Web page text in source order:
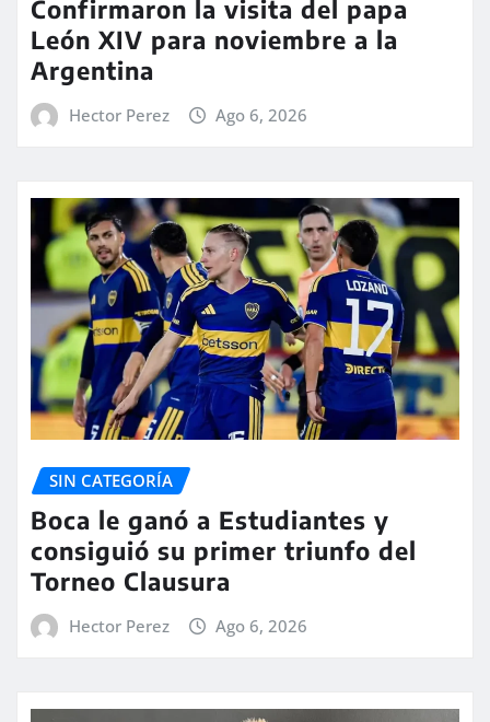
Confirmaron la visita del papa
León XIV para noviembre a la
Argentina
Hector Perez Ago 6, 2026
SIN CATEGORÍA
Boca le ganó a Estudiantes y
consiguió su primer triunfo del
Torneo Clausura
Hector Perez Ago 6, 2026